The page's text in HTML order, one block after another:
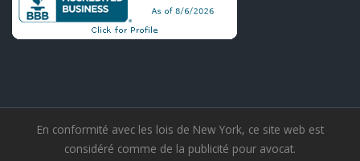
En conformité avec les lois de New York, ce site web est
considéré comme de la publicité pour avocat.